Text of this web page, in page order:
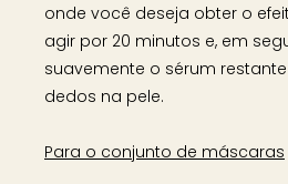
onde você deseja obter o
agir por 20 minutos e, em
suavemente o sérum
dedos na pele.
Para o conjunto de máscaras